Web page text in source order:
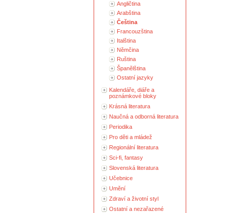
Angličtina
Arabština
Čeština
Francouzština
Italština
Němčina
Ruština
Španělština
Ostatní jazyky
Kalendáře, diáře a
poznámkové bloky
Krásná literatura
Naučná a odborná literatura
Periodika
Pro děti a mládež
Regionální literatura
Sci-fi, fantasy
Slovenská literatura
Učebnice
Umění
Zdraví a životní styl
Ostatní a nezařazené